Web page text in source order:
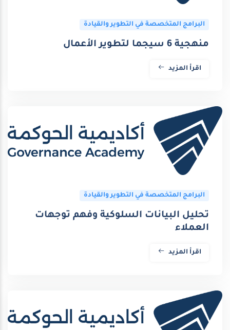
البرامج المتخصصة في التطوير والقيادة
منهجية 6 سيجما لتطوير الأعمال
اقرأ المزيد
البرامج المتخصصة في التطوير والقيادة
تحليل البيانات السلوكية وفهم توجهات
العملاء
اقرأ المزيد